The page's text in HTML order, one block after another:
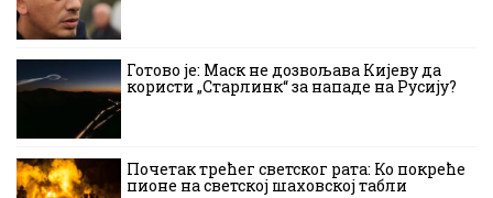
Готово је: Маск не дозвољава Кијеву да
користи „Старлинк“ за нападе на Русију?
Почетак трећег светског рата: Ко покреће
пионе на светској шаховској табли